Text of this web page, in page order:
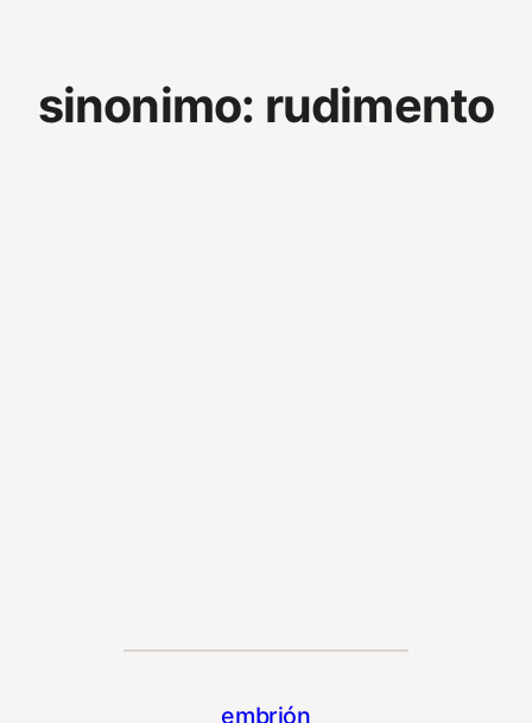
sinonimo: rudimento
embrión